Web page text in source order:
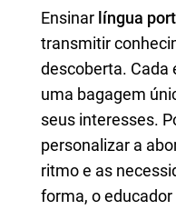
Ensinar língua
transmitir
descoberta. Cada
uma bagagem
seus interesses.
personalizar a
ritmo e as
forma, o